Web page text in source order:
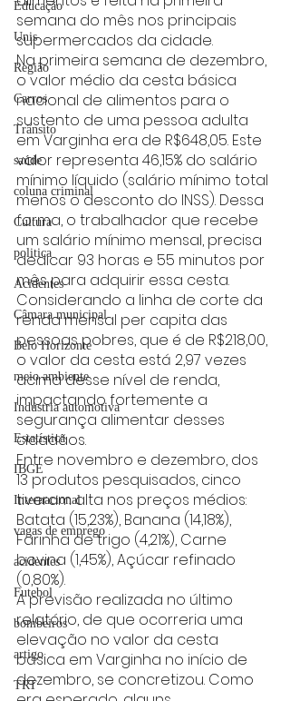
Educação
Unis
Região
Carros
Trânsito
saúde
coluna criminal
Cultura
politica
Acidentes
Câmara municipal
Belo Horizonte
meio ambiente
Industria automotiva
Estatística
IBGE
Internacional
vagas de emprego
acidentes
Futebol
bombeiros
artigo
TRT
semana do mês nos principais
supermercados da cidade.
Na primeira semana de dezembro,
o valor médio da cesta básica
nacional de alimentos para o
sustento de uma pessoa adulta
em Varginha era de R$648,05. Este
valor representa 46,15% do salário
mínimo líquido (salário mínimo total
menos o desconto do INSS). Dessa
forma, o trabalhador que recebe
um salário mínimo mensal, precisa
dedicar 93 horas e 55 minutos por
mês para adquirir essa cesta.
Considerando a linha de corte da
renda mensal per capita das
pessoas pobres, que é de R$218,00,
o valor da cesta está 2,97 vezes
acima desse nível de renda,
impactando fortemente a
segurança alimentar desses
cidadãos.
Entre novembro e dezembro, dos
13 produtos pesquisados, cinco
tiveram alta nos preços médios:
Batata (15,23%), Banana (14,18%),
Farinha de trigo (4,21%), Carne
bovina (1,45%), Açúcar refinado
(0,80%).
A previsão realizada no último
relatório, de que ocorreria uma
elevação no valor da cesta
básica em Varginha no início de
dezembro, se concretizou. Como